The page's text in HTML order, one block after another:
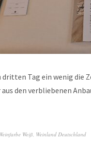
Tag ein wenig die
aus den verbliebenen
Weiß, Weinland Deutschland